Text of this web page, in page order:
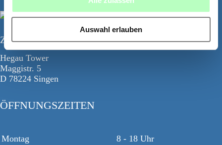
Auswahl erlauben
Zahnzentrum Bodensee
Hegau Tower
Maggistr. 5
D 78224 Singen
ÖFFNUNGSZEITEN
Montag
8 - 18 Uhr